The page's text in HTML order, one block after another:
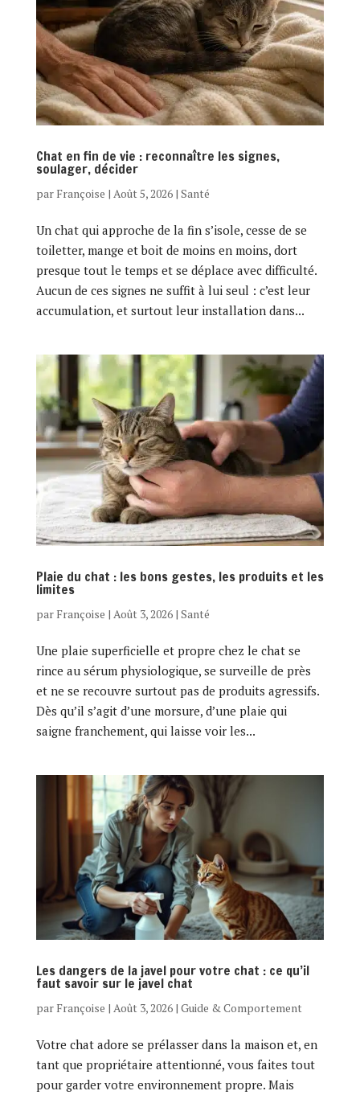
Chat en fin de vie : reconnaître les signes,
soulager, décider
par Françoise | Août 5, 2026| Santé
Un chat qui approche de la fin s’isole, cesse de se
toiletter, mange et boit de moins en moins, dort
presque tout le temps et se déplace avec difficulté.
Aucun de ces signes ne suffit à lui seul : c’est leur
accumulation, et surtout leur installation dans...
Plaie du chat : les bons gestes, les produits et les
limites
par Françoise | Août 3, 2026| Santé
Une plaie superficielle et propre chez le chat se
rince au sérum physiologique, se surveille de près
et ne se recouvre surtout pas de produits agressifs.
Dès qu’il s’agit d’une morsure, d’une plaie qui
saigne franchement, qui laisse voir les...
Les dangers de la javel pour votre chat : ce qu’il
faut savoir sur le javel chat
par Françoise | Août 3, 2026| Guide & Comportement
Votre chat adore se prélasser dans la maison et, en
tant que propriétaire attentionné, vous faites tout
pour garder votre environnement propre. Mais